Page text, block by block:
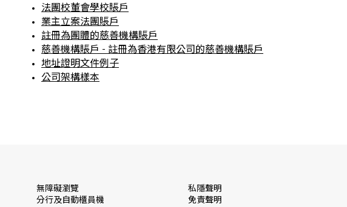
法團校董會學校賬戶
業主立案法團賬戶
註冊為團體的慈善機構賬戶
慈善機構賬戶 - 註冊為香港有限公司的慈善機構賬戶
地址證明文件例子
公司架構樣本
無障礙瀏覽
分行及自動櫃員機
私隱聲明
免責聲明